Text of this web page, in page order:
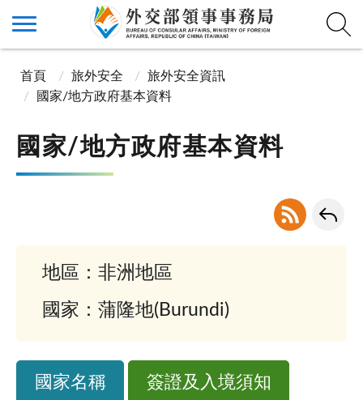
首頁 旅外安全
旅外安全資訊
國家/地方政府基本資料
國家/地方政府基本資料
地區：非洲地區
國家：蒲隆地(Burundi)
國家名稱 簽證及入境須知